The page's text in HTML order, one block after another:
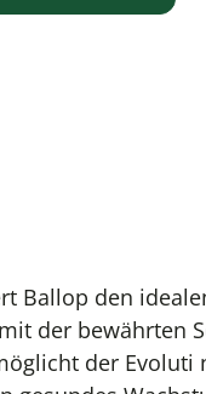
Ballop den
der bewährten
der Evoluti